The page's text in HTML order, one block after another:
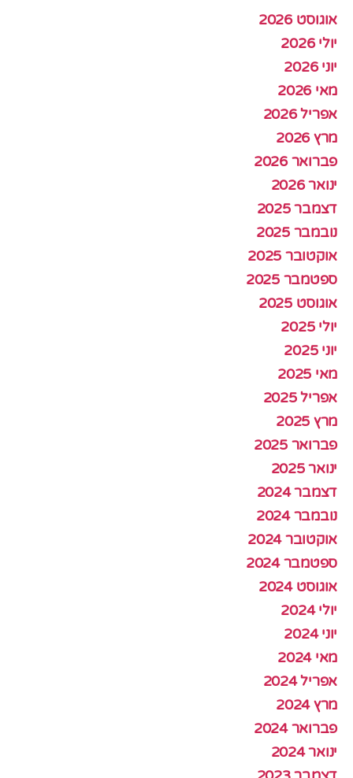
אוגוסט 2026
יולי 2026
יוני 2026
מאי 2026
אפריל 2026
מרץ 2026
פברואר 2026
ינואר 2026
דצמבר 2025
נובמבר 2025
אוקטובר 2025
ספטמבר 2025
אוגוסט 2025
יולי 2025
יוני 2025
מאי 2025
אפריל 2025
מרץ 2025
פברואר 2025
ינואר 2025
דצמבר 2024
נובמבר 2024
אוקטובר 2024
ספטמבר 2024
אוגוסט 2024
יולי 2024
יוני 2024
מאי 2024
אפריל 2024
מרץ 2024
פברואר 2024
ינואר 2024